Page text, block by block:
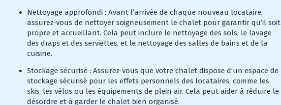
Nettoyage approfondi : Avant l’arrivée de chaque nouveau locataire,
assurez-vous de nettoyer soigneusement le chalet pour garantir qu’il soit
propre et accueillant. Cela peut inclure le nettoyage des sols, le lavage
des draps et des serviettes, et le nettoyage des salles de bains et de la
cuisine.
Stockage sécurisé : Assurez-vous que votre chalet dispose d’un espace de
stockage sécurisé pour les effets personnels des locataires, comme les
skis, les vélos ou les équipements de plein air. Cela peut aider à réduire le
désordre et à garder le chalet bien organisé.